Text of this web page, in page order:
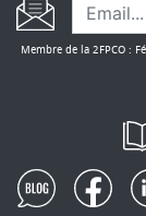
Membre de la 2FPCO :